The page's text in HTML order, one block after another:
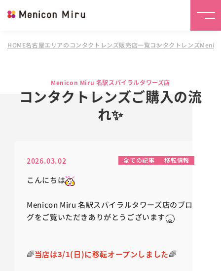
HOME名古屋エリアのコンタクトレンズ販売店一覧コンタクトレンズ
Menicon Miru 名駅スパイラルタワーズ店
コンタクトレンズご購入の流
れ✨
2026.03.02 全ての記事 移転情報
こんにちは
Menicon Miru 名駅スパイラルタワーズ店のブロ
グをご覧いただきありがとうございます
🌈当店は3/1(日)に移転オープンしました🌈